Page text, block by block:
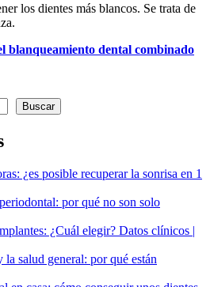
los dientes más blancos. Se trata de
blanqueamiento dental combinado
Buscar
¿es posible recuperar la sonrisa en 1
por qué no son solo
¿Cuál elegir? Datos clínicos |
salud general: por qué están